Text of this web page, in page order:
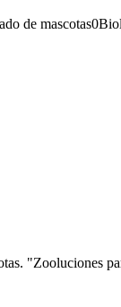
de mascotas0
"Zooluciones